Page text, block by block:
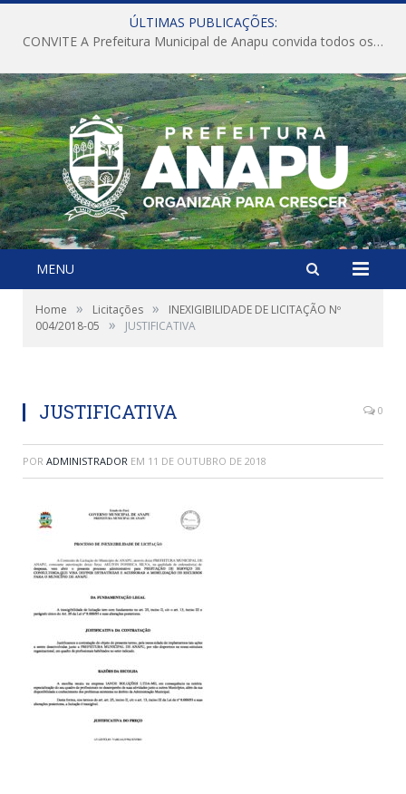
ÚLTIMAS PUBLICAÇÕES:
CONVITE A Prefeitura Municipal de Anapu convida todos os servidores públicos municipais para participarem da Audiência Pública de discussão da Lei de Diretrizes Orçamentárias (LDO), importante instrumento de planejamento das ações e investimentos da Administração Pública para o próximo exercício financeiro.
MENU
Home » Licitações »
INEXIGIBILIDADE DE LICITAÇÃO Nº
004/2018-05
» JUSTIFICATIVA
JUSTIFICATIVA 0
POR ADMINISTRADOR EM 11 DE OUTUBRO DE 2018